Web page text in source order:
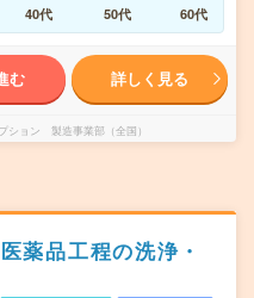
40代 50代 60代
む 詳しく見る
ション 製造事業部（全国）
薬品工程の洗浄・